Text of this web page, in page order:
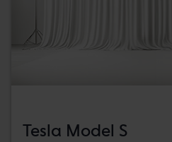
Tesla Model S